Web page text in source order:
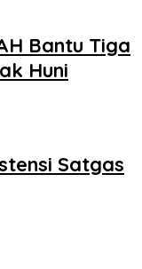
Bantu Tiga
Huni
Satgas